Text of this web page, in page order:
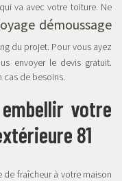
va avec votre toiture. Ne
démoussage
du projet. Pour vous ayez
envoyer le devis gratuit.
cas de besoins.
votre
81
de fraîcheur à votre maison